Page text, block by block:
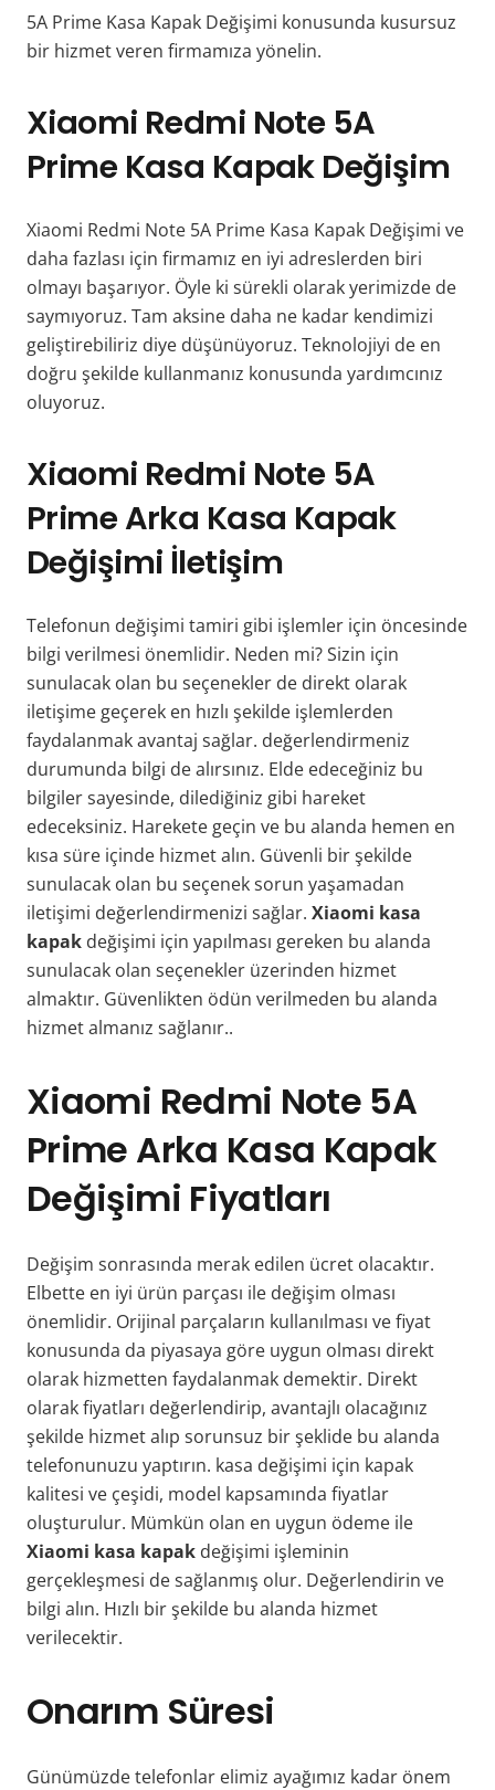
5A Prime Kasa Kapak Değişimi konusunda kusursuz
bir hizmet veren firmamıza yönelin.
Xiaomi Redmi Note 5A
Prime Kasa Kapak Değişim
Xiaomi Redmi Note 5A Prime Kasa Kapak Değişimi ve
daha fazlası için firmamız en iyi adreslerden biri
olmayı başarıyor. Öyle ki sürekli olarak yerimizde de
saymıyoruz. Tam aksine daha ne kadar kendimizi
geliştirebiliriz diye düşünüyoruz. Teknolojiyi de en
doğru şekilde kullanmanız konusunda yardımcınız
oluyoruz.
Xiaomi Redmi Note 5A
Prime Arka Kasa Kapak
Değişimi İletişim
Telefonun değişimi tamiri gibi işlemler için öncesinde
bilgi verilmesi önemlidir. Neden mi? Sizin için
sunulacak olan bu seçenekler de direkt olarak
iletişime geçerek en hızlı şekilde işlemlerden
faydalanmak avantaj sağlar. değerlendirmeniz
durumunda bilgi de alırsınız. Elde edeceğiniz bu
bilgiler sayesinde, dilediğiniz gibi hareket
edeceksiniz. Harekete geçin ve bu alanda hemen en
kısa süre içinde hizmet alın. Güvenli bir şekilde
sunulacak olan bu seçenek sorun yaşamadan
iletişimi değerlendirmenizi sağlar. Xiaomi kasa
kapak değişimi için yapılması gereken bu alanda
sunulacak olan seçenekler üzerinden hizmet
almaktır. Güvenlikten ödün verilmeden bu alanda
hizmet almanız sağlanır..
Xiaomi Redmi Note 5A
Prime Arka Kasa Kapak
Değişimi Fiyatları
Değişim sonrasında merak edilen ücret olacaktır.
Elbette en iyi ürün parçası ile değişim olması
önemlidir. Orijinal parçaların kullanılması ve fiyat
konusunda da piyasaya göre uygun olması direkt
olarak hizmetten faydalanmak demektir. Direkt
olarak fiyatları değerlendirip, avantajlı olacağınız
şekilde hizmet alıp sorunsuz bir şeklide bu alanda
telefonunuzu yaptırın. kasa değişimi için kapak
kalitesi ve çeşidi, model kapsamında fiyatlar
oluşturulur. Mümkün olan en uygun ödeme ile
Xiaomi kasa kapak değişimi işleminin
gerçekleşmesi de sağlanmış olur. Değerlendirin ve
bilgi alın. Hızlı bir şekilde bu alanda hizmet
verilecektir.
Onarım Süresi
Günümüzde telefonlar elimiz ayağımız kadar önem